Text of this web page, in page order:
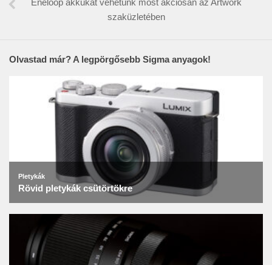
Eneloop akkukat vehetünk most akciósan az Artwork
szaküzletében
Olvastad már? A legpörgősebb Sigma anyagok!